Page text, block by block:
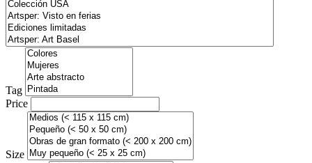
Tag
Price
Size